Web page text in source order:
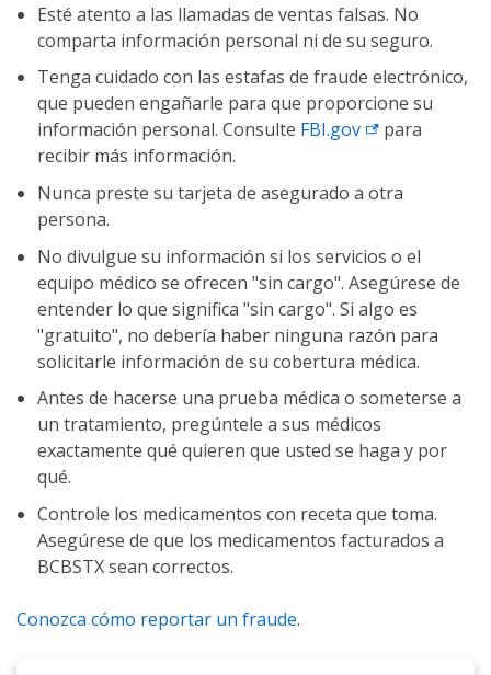
Esté atento a las llamadas de ventas falsas. No
comparta información personal ni de su seguro.
Tenga cuidado con las estafas de fraude electrónico,
que pueden engañarle para que proporcione su
información personal. Consulte FBI.gov
para
recibir más información.
Nunca preste su tarjeta de asegurado a otra
persona.
No divulgue su información si los servicios o el
equipo médico se ofrecen "sin cargo". Asegúrese de
entender lo que significa "sin cargo". Si algo es
"gratuito", no debería haber ninguna razón para
solicitarle información de su cobertura médica.
Antes de hacerse una prueba médica o someterse a
un tratamiento, pregúntele a sus médicos
exactamente qué quieren que usted se haga y por
qué.
Controle los medicamentos con receta que toma.
Asegúrese de que los medicamentos facturados a
BCBSTX sean correctos.
Conozca cómo reportar un fraude.